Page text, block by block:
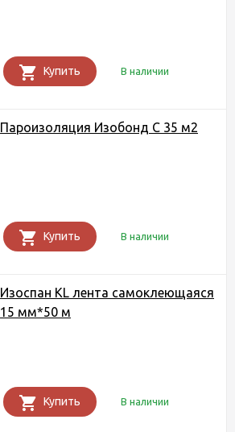
Купить В наличии
Пароизоляция Изобонд C 35 м2
Купить В наличии
Изоспан KL лента самоклеющаяся
15 мм*50 м
Купить В наличии